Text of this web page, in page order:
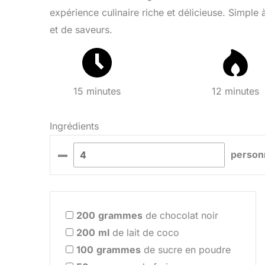
expérience culinaire riche et délicieuse.
et de saveurs.
15 minutes 12 minutes
Ingrédients
–
200 grammes de chocolat noir
200 ml de lait de coco
100 grammes de sucre en poudre